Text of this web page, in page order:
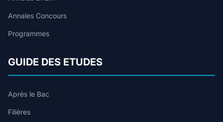
Annales Concours
Programmes
GUIDE DES ETUDES
Après le Bac
Filières